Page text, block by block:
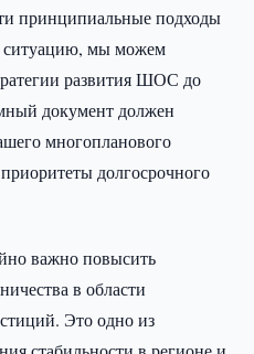
принципиальные подходы
ситуацию, мы можем
развития ШОС до
документ должен
многопланового
долгосрочного
важно повысить
в области
Это одно из